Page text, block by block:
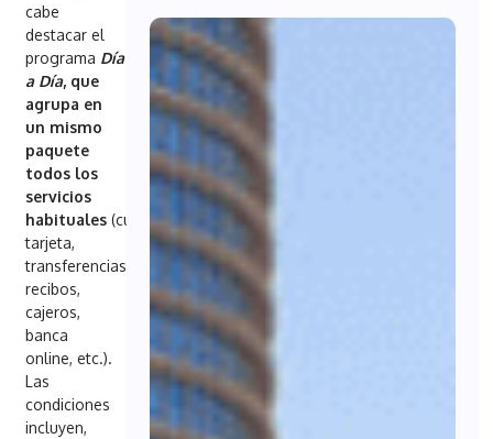
cabe
destacar el
programa Día
a Día, que
agrupa en
un mismo
paquete
todos los
servicios
habituales (cuenta,
tarjeta,
transferencias,
recibos,
cajeros,
banca
online, etc.).
Las
condiciones
incluyen,